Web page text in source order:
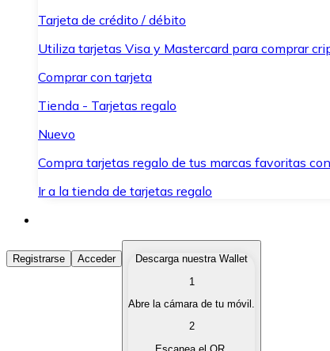
Tarjeta de crédito / débito
Utiliza tarjetas Visa y Mastercard para comprar
Comprar con tarjeta
Tienda - Tarjetas regalo
Nuevo
Compra tarjetas regalo de tus marcas favoritas
Ir a la tienda de tarjetas regalo
Comprar Criptomonedas
Compra criptomonedas con diferentes métodos de
Vende tus criptomonedas de forma rápida y segura.
Registrarse Acceder
Descarga nuestra Wallet
1
Abre la cámara de tu móvil.
2